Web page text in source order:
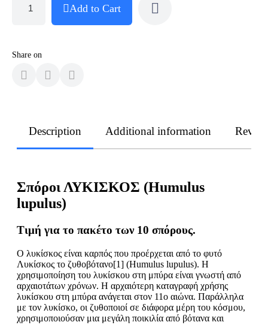
Add to Cart
Share on
Description Additional information
Σπόροι ΛΥΚΙΣΚΟΣ (Humulus
lupulus)
Τιμή για το πακέτο των 10 σπόρους.
Ο λυκίσκος είναι καρπός που προέρχεται από το φυτό
Λυκίσκος το ζυθοβότανο[1] (Humulus lupulus). Η
χρησιμοποίηση του λυκίσκου στη μπύρα είναι γνωστή από
αρχαιοτάτων χρόνων. Η αρχαιότερη καταγραφή χρήσης
λυκίσκου στη μπύρα ανάγεται στον 11ο αιώνα. Παράλληλα
με τον λυκίσκο, οι ζυθοποιοί σε διάφορα μέρη του κόσμου,
χρησιμοποιούσαν μια μεγάλη ποικιλία από βότανα και